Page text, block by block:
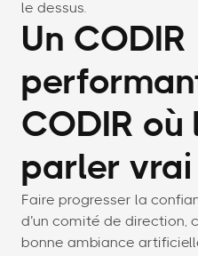
le dessus.
Un CODIR
CODIR où
parler vrai
Faire progresser la
d’un comité de direction,
bonne ambiance